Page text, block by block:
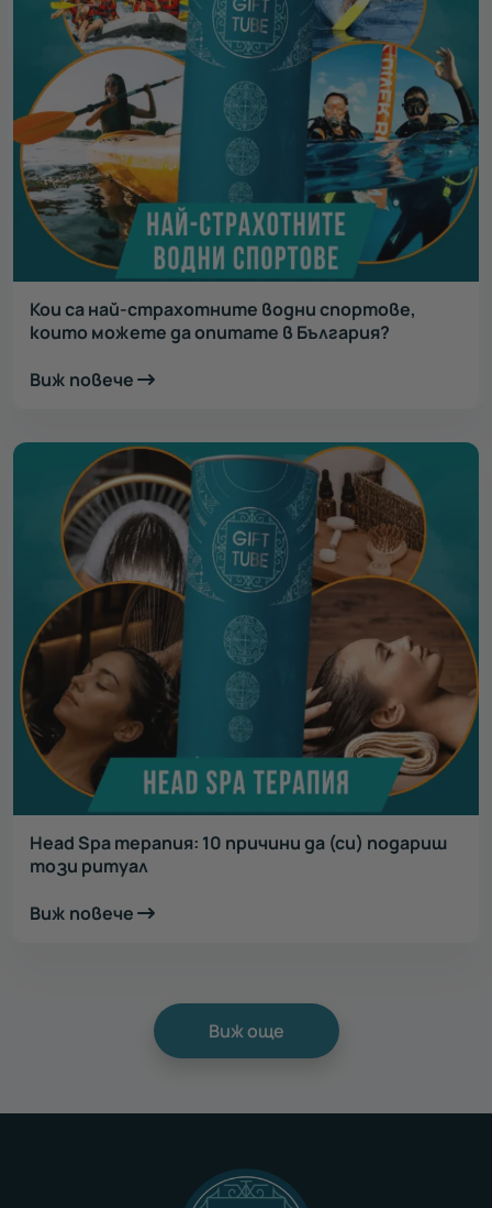
Кои са най-страхотните водни спортове,
които можете да опитате в България?
Виж повече
Head Spa терапия: 10 причини да (си) подариш
този ритуал
Виж повече
Виж още